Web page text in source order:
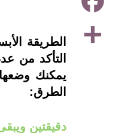
Share
الطريقة
التأكد من
يمكنك وضعها
الطرق:
دقيقتين